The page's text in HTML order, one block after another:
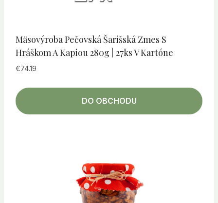
Mäsovýroba Pečovská Šarišská Zmes S
Hráškom A Kapiou 280g | 27ks V Kartóne
€74.19
DO OBCHODU